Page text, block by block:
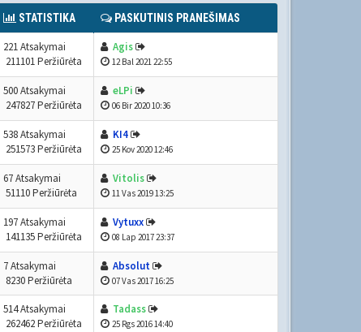
STATISTIKA PASKUTINIS PRANEŠIMAS
221 Atsakymai
211101 Peržiūrėta
Agis
12 Bal 2021 22:55
500 Atsakymai
247827 Peržiūrėta
eLPi
06 Bir 2020 10:36
538 Atsakymai
251573 Peržiūrėta
KI4
25 Kov 2020 12:46
67 Atsakymai
51110 Peržiūrėta
Vitolis
11 Vas 2019 13:25
197 Atsakymai
141135 Peržiūrėta
Vytuxx
08 Lap 2017 23:37
7 Atsakymai
8230 Peržiūrėta
Absolut
07 Vas 2017 16:25
514 Atsakymai
262462 Peržiūrėta
Tadass
25 Rgs 2016 14:40